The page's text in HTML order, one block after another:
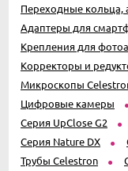
Переходные кольца,
Адаптеры для
Крепления для
Корректоры и
Микроскопы
Цифровые камеры
Серия UpClose G2
Серия Nature DX
Трубы Celestron